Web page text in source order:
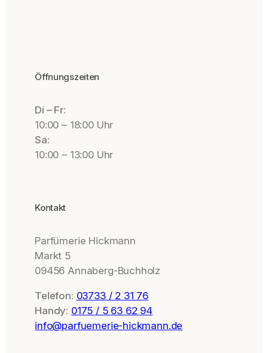
Öffnungszeiten
Di – Fr:
10:00 – 18:00 Uhr
Sa:
10:00 – 13:00 Uhr
Kontakt
Parfümerie Hickmann
Markt 5
09456 Annaberg-Buchholz
Telefon: 03733 / 2 31 76
Handy: 0175 / 5 63 62 94
info@parfuemerie-hickmann.de